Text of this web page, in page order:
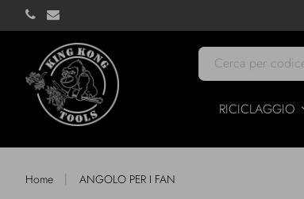
RICICLAGGIO
Home | ANGOLO PER I FAN